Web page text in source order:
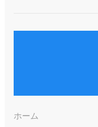
ホーム